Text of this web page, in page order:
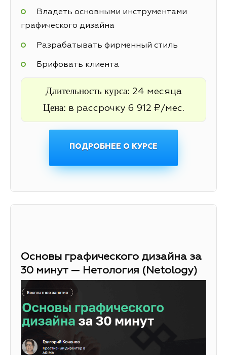
Владеть основными инструментами
графического дизайна
Разрабатывать фирменный стиль
Брифовать клиента
Длительность курса: 24 месяца
Цена: в рассрочку 6 912 ₽/мес.
ПОДРОБНЕЕ О КУРСЕ
Основы графического дизайна за
30 минут — Нетология (Netology)